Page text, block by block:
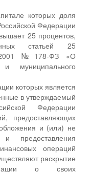
которых доля
Федерации
25 процентов,
статьей 25
№178-ФЗ «О
и муниципального
которых является
в утверждаемый
Федерации
предоставляющих
и (или) не
предоставления
операций
раскрытие
о своих